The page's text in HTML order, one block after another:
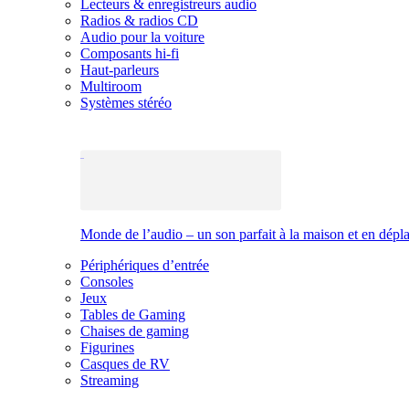
Lecteurs & enregistreurs audio
Radios & radios CD
Audio pour la voiture
Composants hi-fi
Haut-parleurs
Multiroom
Systèmes stéréo
Monde de l’audio – un son parfait à la maison et en
Périphériques d’entrée
Consoles
Jeux
Tables de Gaming
Chaises de gaming
Figurines
Casques de RV
Streaming